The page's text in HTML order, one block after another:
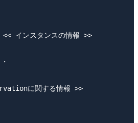
インスタンスの情報 >>
に関する情報 >>